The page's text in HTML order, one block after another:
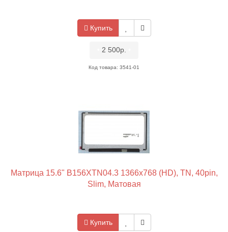
Купить
2 500р.
Код товара: 3541-01
Матрица 15.6" B156XTN04.3 1366x768 (HD), TN, 40pin,
Slim, Матовая
Купить